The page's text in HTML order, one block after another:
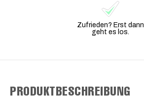
Zufrieden? Erst dann
geht es los.
PRODUKTBESCHREIBUNG